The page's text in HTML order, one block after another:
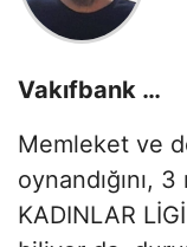
Vakıfbank …
Memleket ve
oynandığını,
KADINLAR